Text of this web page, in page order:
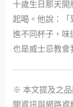
十歲生日那天
起喝。他說：「
進不同杯子，
也是威士忌教會
※ 本文提及之
開資訊與網路